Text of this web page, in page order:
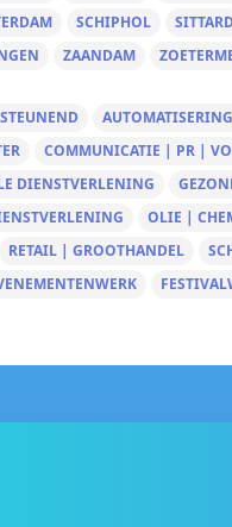
SCHIPHOL
ZAANDAM
COMMUNICATIE | PR |
DIENSTVERLENING
OLIE |
RETAIL | GROOTHANDEL